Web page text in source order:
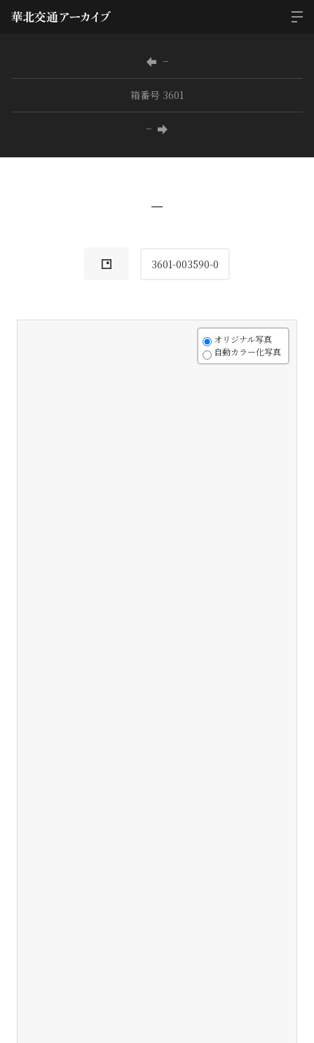
−
箱番号 3601
−
−
3601-003590-0
オリジナル写真
自動カラー化写真